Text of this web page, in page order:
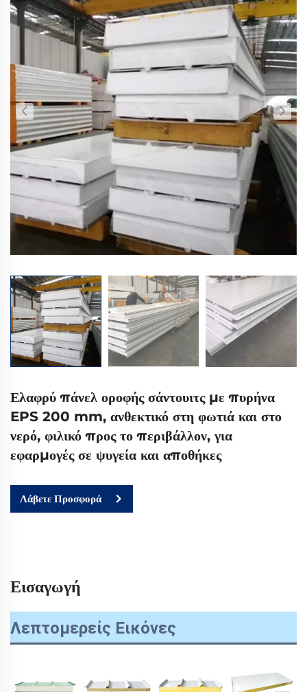
Ελαφρύ πάνελ οροφής σάντουιτς με πυρήνα
EPS 200 mm, ανθεκτικό στη φωτιά και στο
νερό, φιλικό προς το περιβάλλον, για
εφαρμογές σε ψυγεία και αποθήκες
Λάβετε Προσφορά
Εισαγωγή
Λεπτομερείς Εικόνες